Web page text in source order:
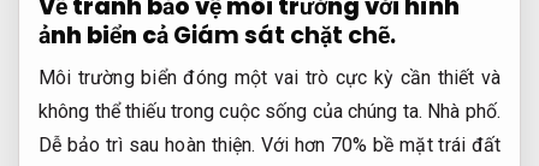
ảnh biển cảGiám sát chặt chẽ.
Môi trường biển đóng một vai trò cực kỳ cần thiết và
không thể thiếu trong cuộc sống của chúng ta. Nhà phố.
Dễ bảo trì sau hoàn thiện. Với hơn 70% bề mặt trái đất